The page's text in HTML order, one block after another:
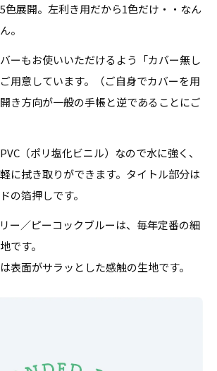
色展開。左利き用だから1色だけ・・なん
。
ーもお使いいただけるよう「カバー無し
ご用意しています。（ご自身でカバーを用
き方向が一般の手帳と逆であることにご
（ポリ塩化ビニル）なので水に強く、
に拭き取りができます。タイトル部分は
の箔押しです。
ー／ピーコックブルーは、毎年定番の細
です。
表面がサラッとした感触の生地です。